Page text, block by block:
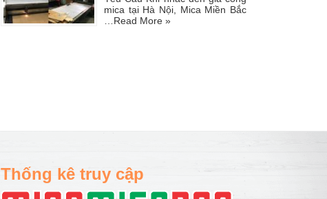
mica tại Hà Nội, Mica Miền Bắc
Read More »
Thống kê truy cập